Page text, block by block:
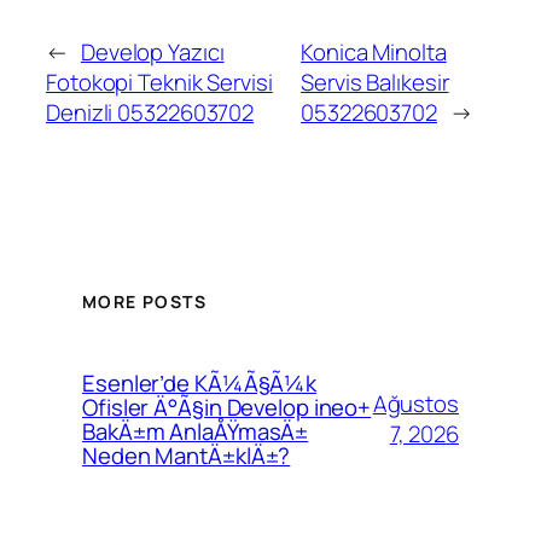
← Develop Yazıcı
Fotokopi Teknik Servisi
Denizli 05322603702
Konica Minolta
Servis Balıkesir
05322603702 →
MORE POSTS
Esenler’de KÃ¼Ã§Ã¼k
Ofisler Ä°Ã§in Develop ineo+
BakÄ±m AnlaÅŸmasÄ±
Neden MantÄ±klÄ±?
Ağustos
7, 2026